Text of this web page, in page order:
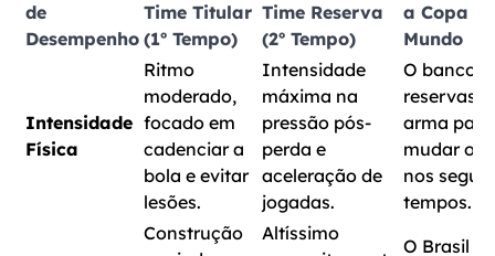
de
Desempenho
Time Titular
(1º Tempo)
Time Reserva
(2º Tempo)
a Copa do
Mundo
Intensidade
Física
Ritmo
moderado,
focado em
cadenciar a
bola e evitar
lesões.
Intensidade
máxima na
pressão pós-
perda e
aceleração de
jogadas.
O banco
reservas
arma para
mudar o
nos
tempos.
Construção
Altíssimo
O Brasil